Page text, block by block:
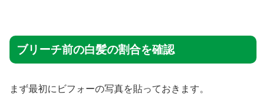
ブリーチ前の白髪の割合を確認
まず最初にビフォーの写真を貼っておきます。